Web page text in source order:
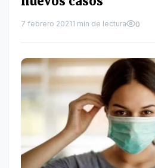
7 febrero 20211 min de lectura 0